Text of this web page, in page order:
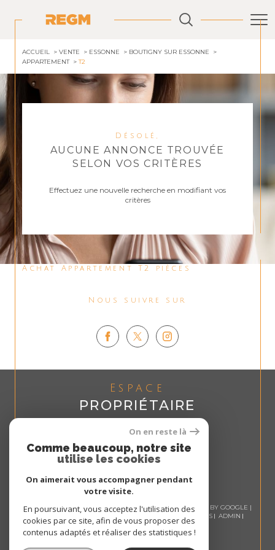
ACCUEIL VENTE ESSONNE
BOUTIGNY SUR ESSONNE
APPARTEMENT
T2
Désolé,
AUCUNE ANNONCE TROUVÉE
SELON VOS CRITÈRES
Effectuez une nouvelle recherche en modifiant vos
critères
Achat Appartement T2 pièces
Nous suivre sur
Espace
PROPRIÉTAIRE
Se connecter
© 2026 | TOUS DROITS RÉSERVÉS | TRADUCTION POWERED BY GOOGLE |
NOS HONORAIRES
PLAN DU SITE MENTIONS LÉGALES
ADMIN
NOS LIENS
POLITIQUE RGPD COOKIES
On en reste là
Comme beaucoup, notre site
utilise les cookies
On aimerait vous accompagner pendant
votre visite.
En poursuivant, vous acceptez l'utilisation des
cookies par ce site, afin de vous proposer des
contenus adaptés et réaliser des statistiques !